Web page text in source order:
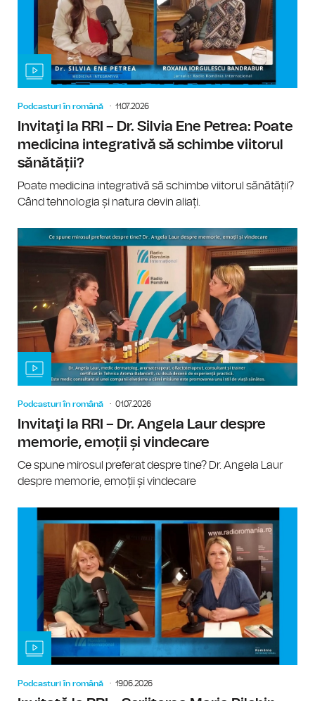
Podcasturi în română 11.07.2026
Invitaţi la RRI – Dr. Silvia Ene Petrea: Poate
medicina integrativă să schimbe viitorul
sănătății?
Poate medicina integrativă să schimbe viitorul sănătății?
Când tehnologia și natura devin aliați.
Podcasturi în română 01.07.2026
Invitaţi la RRI – Dr. Angela Laur despre
memorie, emoții și vindecare
Ce spune mirosul preferat despre tine? Dr. Angela Laur
despre memorie, emoții și vindecare
Podcasturi în română 19.06.2026